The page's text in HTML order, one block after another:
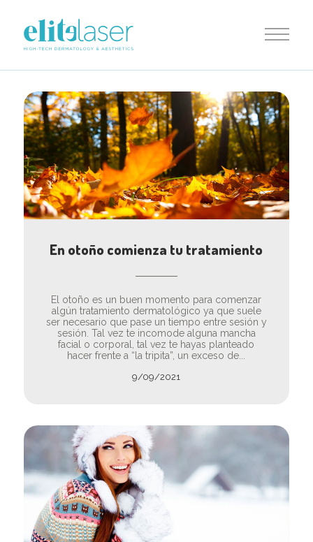
En otoño comienza tu tratamiento
El otoño es un buen momento para comenzar
algún tratamiento dermatológico ya que suele
ser necesario que pase un tiempo entre sesión y
sesión. Tal vez te incomode alguna mancha
facial o corporal, tal vez te hayas planteado
hacer frente a “la tripita”, un exceso de...
9/09/2021